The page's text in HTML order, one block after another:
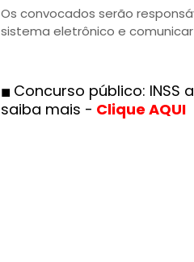
Os convocados serão
sistema eletrônico e
◼ Concurso público: INSS
saiba mais - Clique AQUI